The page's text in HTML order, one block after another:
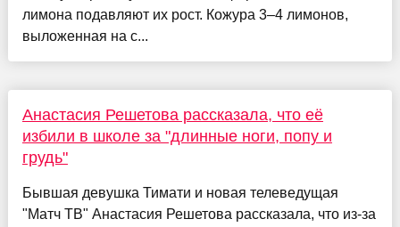
лимона подавляют их рост. Кожура 3–4 лимонов,
выложенная на с...
Анастасия Решетова рассказала, что её
избили в школе за "длинные ноги, попу и
грудь"
Бывшая девушка Тимати и новая телеведущая
"Матч ТВ" Анастасия Решетова рассказала, что из-за